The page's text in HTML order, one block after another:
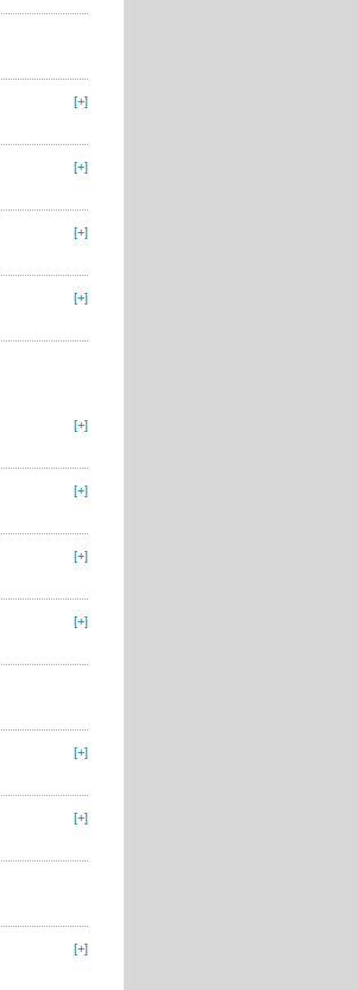
[+]
[+]
[+]
[+]
[+]
[+]
[+]
[+]
[+]
[+]
[+]